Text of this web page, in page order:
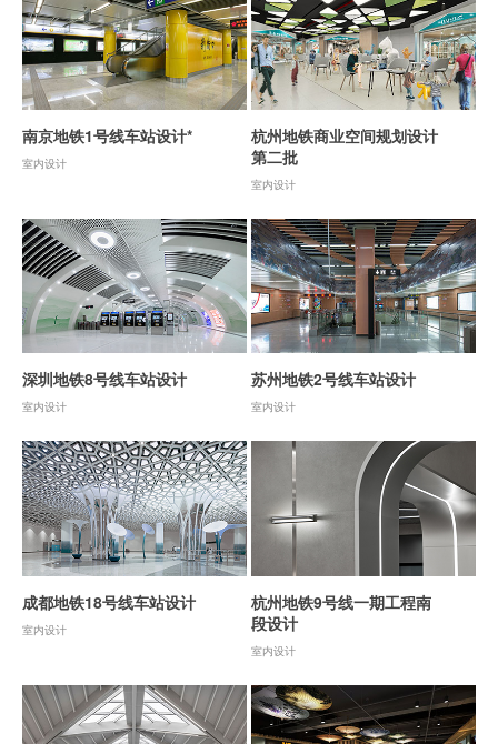
南京地铁1号线车站设计*
室内设计
杭州地铁商业空间规划设计
第二批
室内设计
深圳地铁8号线车站设计
室内设计
苏州地铁2号线车站设计
室内设计
成都地铁18号线车站设计
室内设计
杭州地铁9号线一期工程南
段设计
室内设计